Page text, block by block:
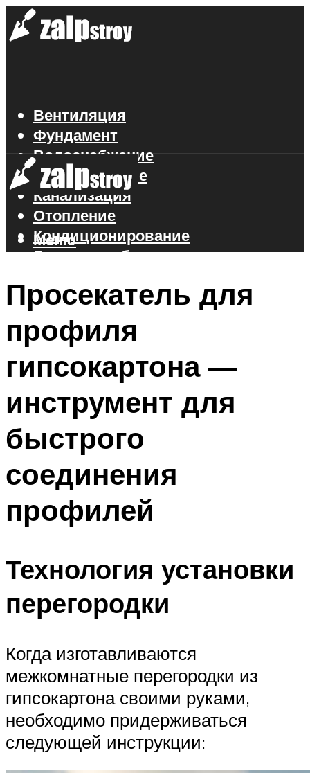
Вентиляция
Фундамент
Водоснабжение
Газоснабжение
Канализация
Отопление
Кондиционирование
Электроснабжение
Меню
Меню
Просекатель для
профиля
гипсокартона —
инструмент для
быстрого
соединения
профилей
Технология установки
перегородки
Когда изготавливаются
межкомнатные перегородки из
гипсокартона своими руками,
необходимо придерживаться
следующей инструкции: